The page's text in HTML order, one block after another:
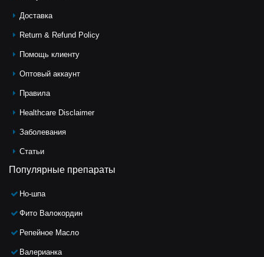
Доставка
Return & Refund Policy
Помощь клиeнту
Оптовый аккаунт
Правила
Healthcare Disclaimer
Заболевания
Статьи
Популярные препараты
Но-шпа
Фито Валокордин
Репейное Масло
Валерианка